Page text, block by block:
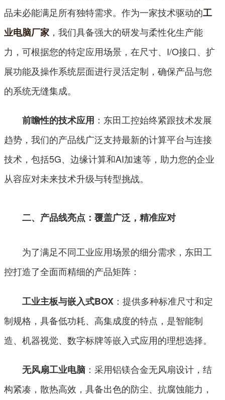
品未必能满足所有独特需求。作为一家技术驱动的工
业电脑厂家 ，我们具备强大的研发与柔性化生产能
力，可根据您的特定应用场景，在尺寸、I/O接口、扩
展功能及操作系统层面进行灵活定制，确保产品与您
的系统无缝集成。
前瞻性的技术应用 ：东田工控始终紧跟技术发展
趋势，我们的产品线广泛支持最新的计算平台与连接
技术，包括5G、边缘计算和AI加速等，助力您的企业
从容应对未来技术升级与转型挑战。
二、产品线亮点：覆盖广泛，精准应对
为了满足不同工业应用场景的细分需求，东田工
控打造了全面而精细的产品矩阵：
工业主板与嵌入式BOX ：提供多种标准尺寸和定
制规格，具备低功耗、高集成度的特点，是智能制
造、机器视觉、数字标牌等嵌入式应用的理想选择。
无风扇工业电脑 ：采用铝镁合金无风扇设计，结
构紧凑，散热高效，具备出色的防尘、抗腐蚀能力，